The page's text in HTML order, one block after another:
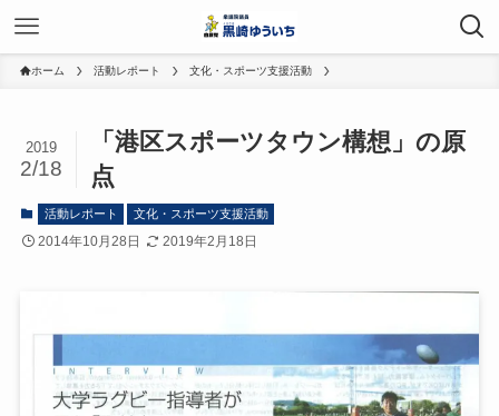
ホーム 活動レポート 文化・スポーツ支援活動
「港区スポーツタウン構想」の原
点
2019
2/18
活動レポート 文化・スポーツ支援活動
2014年10月28日 2019年2月18日